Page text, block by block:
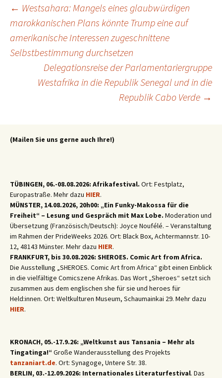
Beitragsnavigation
← Westsahara: Mangels eines glaubwürdigen
marokkanischen Plans könnte Trump eine auf
amerikanische Interessen zugeschnittene
Selbstbestimmung durchsetzen
Delegationsreise der Parlamentariergruppe
Westafrika in die Republik Senegal und in die
Republik Cabo Verde →
(Mailen Sie uns gerne auch Ihre!)
TÜBINGEN, 06.-08.08.2026: Afrikafestival. Ort: Festplatz,
Europastraße. Mehr dazu HIER.
MÜNSTER, 14.08.2026, 20h00: „Ein Funky-Makossa für die
Freiheit“ – Lesung und Gespräch mit Max Lobe. Moderation und
Übersetzung (Französisch/Deutsch): Joyce Noufélé. – Veranstaltung
im Rahmen der PrideWeeks 2026. Ort: Black Box, Achtermannstr. 10-
12, 48143 Münster. Mehr dazu HIER.
FRANKFURT, bis 30.08.2026: SHEROES. Comic Art from Africa.
Die Ausstellung „SHEROES. Comic Art from Africa“ gibt einen Einblick
in die vielfältige Comicszene Afrikas. Das Wort „Sheroes“ setzt sich
zusammen aus dem englischen she für sie und heroes für
Held:innen. Ort: Weltkulturen Museum, Schaumainkai 29. Mehr dazu
HIER.
KRONACH, 05.-17.9.26: „Weltkunst aus Tansania – Mehr als
Tingatinga!“Große Wanderausstellung des Projekts
tanzaniart.de. Ort: Synagoge, Untere Str. 38.
BERLIN, 03.-12.09.2026: Internationales Literaturfestival. Das